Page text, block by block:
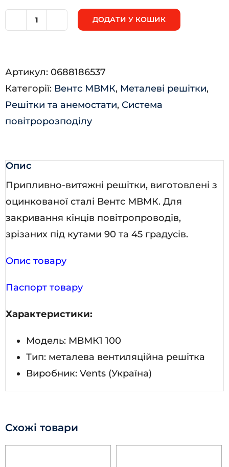
МВМК1
ДОДАТИ У КОШИК
Артикул: 0688186537
Категорії: Вентс МВМК, Металеві решітки,
Решітки та анемостати, Система
повітророзподілу
Опис
Припливно-витяжні решітки, виготовлені з
оцинкованої сталі Вентс МВМК. Для
закривання кінців повітропроводів,
зрізаних під кутами 90 та 45 градусів.
Опис товару
Паспорт товару
Характеристики:
Модель: МВМК1 100
Тип: металева вентиляційна решітка
Виробник: Vents (Україна)
Схожі товари